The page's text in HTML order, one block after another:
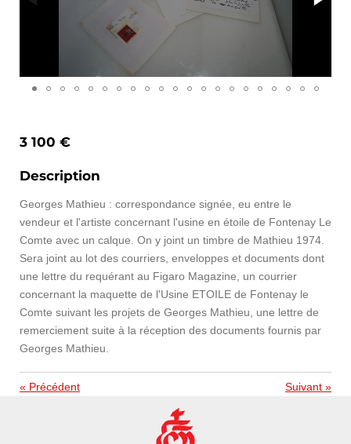
3 100 €
Description
Georges Mathieu : correspondance signée, eu entre le
vendeur et l'artiste concernant l'usine en étoile de Fontenay Le
Comte avec un calque. On y joint un timbre de Mathieu 1974.
Sera joint au lot des courriers, enveloppes et documents dont
une lettre du requérant au Figaro Magazine, un courrier
concernant la maquette de l'Usine ETOILE de Fontenay le
Comte suivant les projets de Georges Mathieu, une lettre de
remerciement suite à la réception des documents fournis par
Georges Mathieu.
« Précédent Suivant »